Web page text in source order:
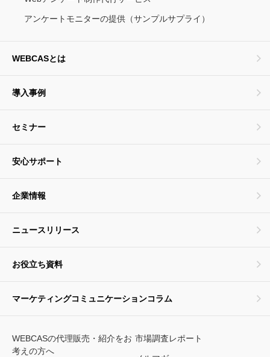
アンケートモニターの提供（サンプルサプライ）
WEBCASとは
導入事例
セミナー
安心サポート
企業情報
ニュースリリース
お役立ち資料
マーケティングコミュニケーションコラム
WEBCASの代理販売・紹介をお
考えの方へ
市場調査レポート